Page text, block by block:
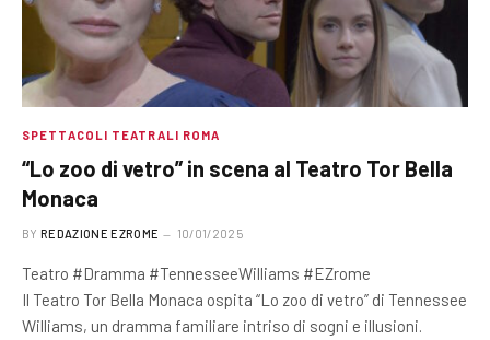
SPETTACOLI TEATRALI ROMA
“Lo zoo di vetro” in scena al Teatro Tor Bella
Monaca
BY REDAZIONE EZROME 10/01/2025
Teatro #Dramma #TennesseeWilliams #EZrome
Il Teatro Tor Bella Monaca ospita “Lo zoo di vetro” di Tennessee
Williams, un dramma familiare intriso di sogni e illusioni.